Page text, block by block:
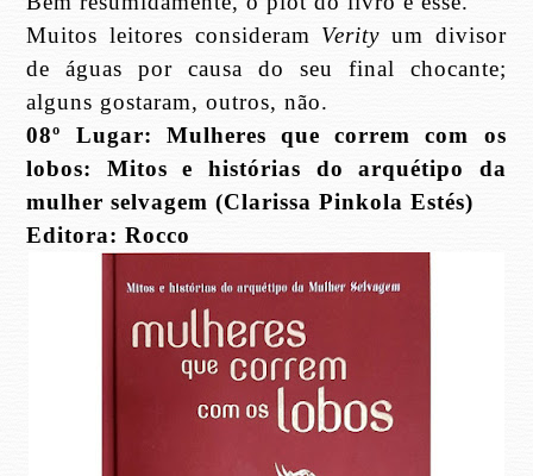
Muitos leitores consideram Verity um divisor
de águas por causa do seu final chocante;
alguns gostaram, outros, não.
08º Lugar: Mulheres que correm com os
lobos: Mitos e histórias do arquétipo da
mulher selvagem (Clarissa Pinkola Estés)
Editora: Rocco